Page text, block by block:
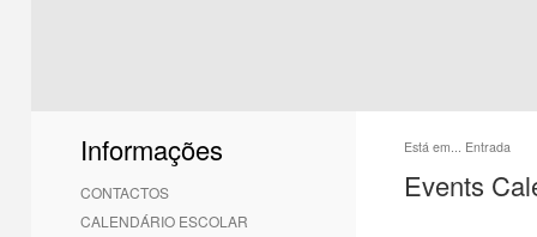
Informações
CONTACTOS
CALENDÁRIO ESCOLAR
Está em... Entrada
Events